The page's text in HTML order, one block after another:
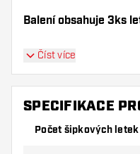
Balení obsahuje 3ks
Dartshopper tip!
Ujistěte se, že
násadky. Ty se
Číst více
SPECIFIKACE
Počet šipkových